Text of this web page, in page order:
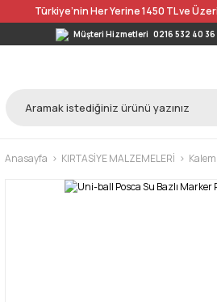
Türkiye’nin Her Yerine 1450 TL ve
Müşteri Hizmetleri 0216 532 40 36
Anasayfa KIRTASİYE MALZEMELERİ